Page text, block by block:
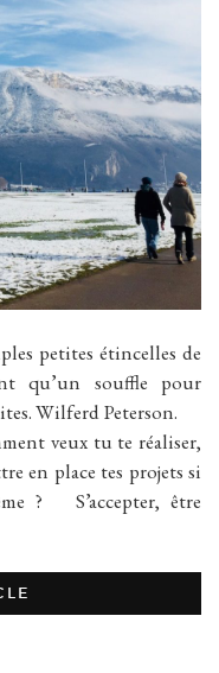
petites étincelles de
qu’un souffle pour
Wilferd Peterson.
veux tu te réaliser,
en place tes projets si
? S’accepter, être